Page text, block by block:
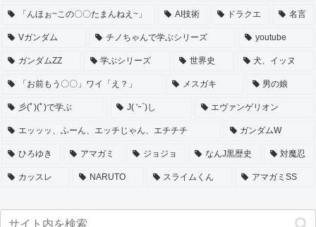
「んほぉ~この〇〇たまんねえ~」 AI技術 ドラクエ 名言
Vガンダム チノちゃんで学ぶシリーズ youtube
ガンダムZZ 学ぶシリーズ 世界史 犬、イッヌ
「お前もう〇〇」ワイ「え？」 メスガキ 男の娘
彡(ﾟ)(ﾟ)で学ぶ J( 'ｰ`)し エヴァンゲリオン
エッッッ、ふーん、エッチじゃん、エチチチ ガンダムW
ひろゆき アマガミ ジョジョ なんJ黒歴史 対魔忍
カッスレ NARUTO スライムくん アマガミSS